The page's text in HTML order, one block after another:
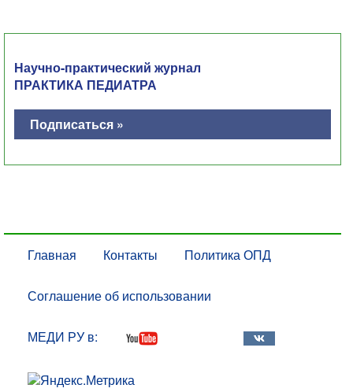
Научно-практический журнал
ПРАКТИКА ПЕДИАТРА
Подписаться »
Главная Контакты Политика ОПД
Соглашение об использовании
МЕДИ РУ в: